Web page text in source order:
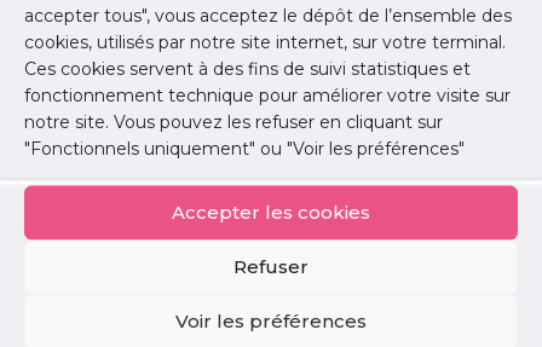
accepter tous", vous acceptez le dépôt de l’ensemble des
cookies, utilisés par notre site internet, sur votre terminal.
Ces cookies servent à des fins de suivi statistiques et
fonctionnement technique pour améliorer votre visite sur
notre site. Vous pouvez les refuser en cliquant sur
"Fonctionnels uniquement" ou "Voir les préférences"
Accepter les cookies
Refuser
Voir les préférences
Publié le : 29 septembre 2017
Partager cet article :
annonces